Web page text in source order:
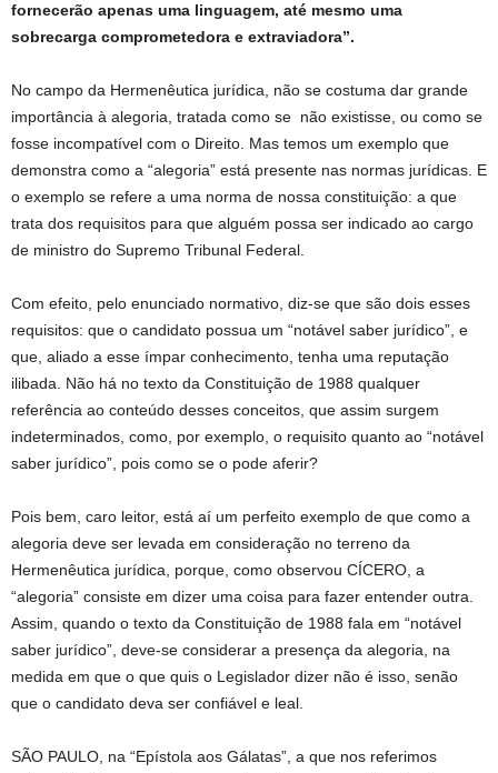
fornecerão apenas uma linguagem, até mesmo uma
sobrecarga comprometedora e extraviadora”.
No campo da Hermenêutica jurídica, não se costuma dar grande
importância à alegoria, tratada como se não existisse, ou como se
fosse incompatível com o Direito. Mas temos um exemplo que
demonstra como a “alegoria” está presente nas normas jurídicas. E
o exemplo se refere a uma norma de nossa constituição: a que
trata dos requisitos para que alguém possa ser indicado ao cargo
de ministro do Supremo Tribunal Federal.
Com efeito, pelo enunciado normativo, diz-se que são dois esses
requisitos: que o candidato possua um “notável saber jurídico”, e
que, aliado a esse ímpar conhecimento, tenha uma reputação
ilibada. Não há no texto da Constituição de 1988 qualquer
referência ao conteúdo desses conceitos, que assim surgem
indeterminados, como, por exemplo, o requisito quanto ao “notável
saber jurídico”, pois como se o pode aferir?
Pois bem, caro leitor, está aí um perfeito exemplo de que como a
alegoria deve ser levada em consideração no terreno da
Hermenêutica jurídica, porque, como observou CÍCERO, a
“alegoria” consiste em dizer uma coisa para fazer entender outra.
Assim, quando o texto da Constituição de 1988 fala em “notável
saber jurídico”, deve-se considerar a presença da alegoria, na
medida em que o que quis o Legislador dizer não é isso, senão
que o candidato deva ser confiável e leal.
SÃO PAULO, na “Epístola aos Gálatas”, a que nos referimos